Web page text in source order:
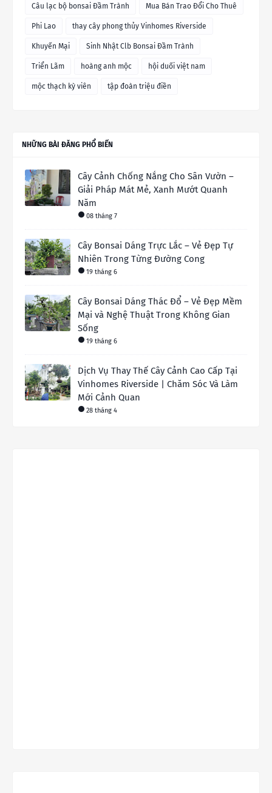
Câu lạc bộ bonsai Đầm Trành Mua Bán Trao Đổi Cho Thuê
Phi Lao thay cây phong thủy Vinhomes Riverside
Khuyến Mại Sinh Nhật Clb Bonsai Đầm Trành
Triển Lãm hoàng anh mộc hội duối việt nam
mộc thạch kỳ viên tập đoàn triệu điền
NHỮNG BÀI ĐĂNG PHỔ BIẾN
Cây Cảnh Chống Nắng Cho Sân Vườn –
Giải Pháp Mát Mẻ, Xanh Mướt Quanh
Năm
08 tháng 7
Cây Bonsai Dáng Trực Lắc – Vẻ Đẹp Tự
Nhiên Trong Từng Đường Cong
19 tháng 6
Cây Bonsai Dáng Thác Đổ – Vẻ Đẹp Mềm
Mại và Nghệ Thuật Trong Không Gian
Sống
19 tháng 6
Dịch Vụ Thay Thế Cây Cảnh Cao Cấp Tại
Vinhomes Riverside | Chăm Sóc Và Làm
Mới Cảnh Quan
28 tháng 4